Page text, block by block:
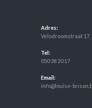
Adres:
Velodroomstraat
Tel:
050 38 20 17
Email:
info@louise-